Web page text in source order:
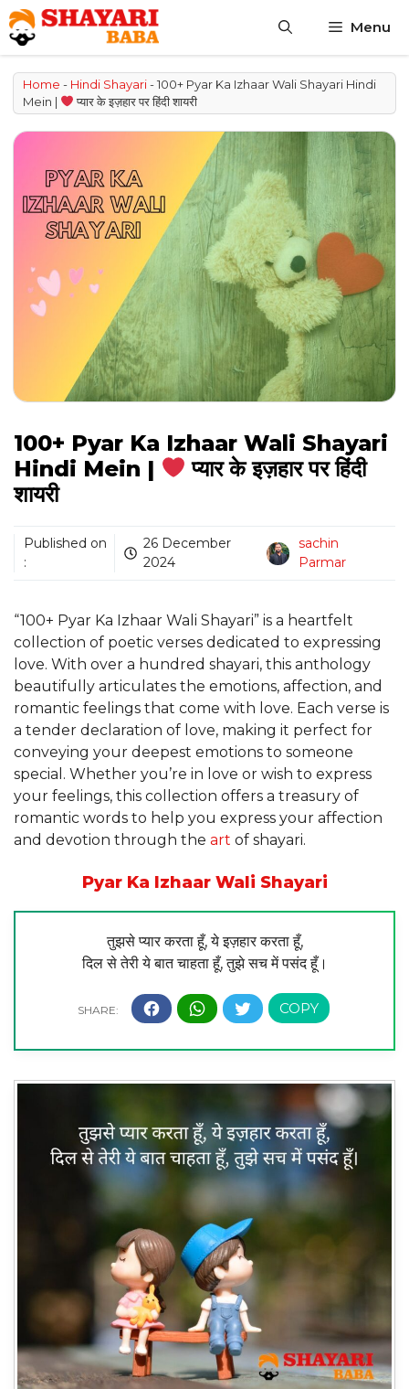
Skip
to
content
Menu
Home - Hindi Shayari-100+ Pyar Ka Izhaar Wali Shayari Hindi
Mein |
प्यार के इज़हार पर हिंदी शायरी
100+ Pyar Ka Izhaar Wali Shayari
Hindi Mein |
प्यार के इज़हार पर हिंदी
शायरी
Published on
:
26 December
2024
sachin
Parmar
“100+ Pyar Ka Izhaar Wali Shayari” is a heartfelt
collection of poetic verses dedicated to expressing
love. With over a hundred shayari, this anthology
beautifully articulates the emotions, affection, and
romantic feelings that come with love. Each verse is
a tender declaration of love, making it perfect for
conveying your deepest emotions to someone
special. Whether you’re in love or wish to express
your feelings, this collection offers a treasury of
romantic words to help you express your affection
and devotion through the art of shayari.
Pyar Ka Izhaar Wali Shayari
तुझसे प्यार करता हूँ, ये इज़हार करता हूँ,
दिल से तेरी ये बात चाहता हूँ, तुझे सच में पसंद हूँ।